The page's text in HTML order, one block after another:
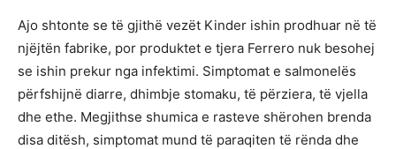
Ajo shtonte se të gjithë vezët Kinder ishin prodhuar në të
njëjtën fabrike, por produktet e tjera Ferrero nuk besohej
se ishin prekur nga infektimi. Simptomat e salmonelës
përfshijnë diarre, dhimbje stomaku, të përziera, të vjella
dhe ethe. Megjithse shumica e rasteve shërohen brenda
disa ditësh, simptomat mund të paraqiten të rënda dhe